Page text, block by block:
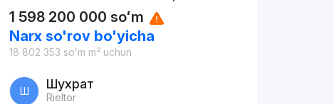
1 598 200 000 soʻm
Narx so'rov bo'yicha
18 802 353 soʻm m² uchun
Ш Шухрат
Rieltor